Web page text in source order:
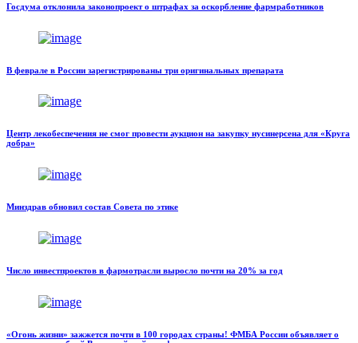
Госдума отклонила законопроект о штрафах за оскорбление фармработников
В феврале в России зарегистрированы три оригинальных препарата
Центр лекобеспечения не смог провести аукцион на закупку нусинерсена для «Круга
добра»
Минздрав обновил состав Совета по этике
Число инвестпроектов в фармотрасли выросло почти на 20% за год
«Огонь жизни» зажжется почти в 100 городах страны! ФМБА России объявляет о